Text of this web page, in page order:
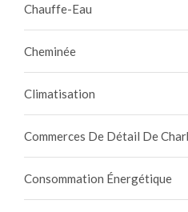
Chauffe-Eau
Cheminée
Climatisation
Commerces De Détail De
Consommation Énergétique